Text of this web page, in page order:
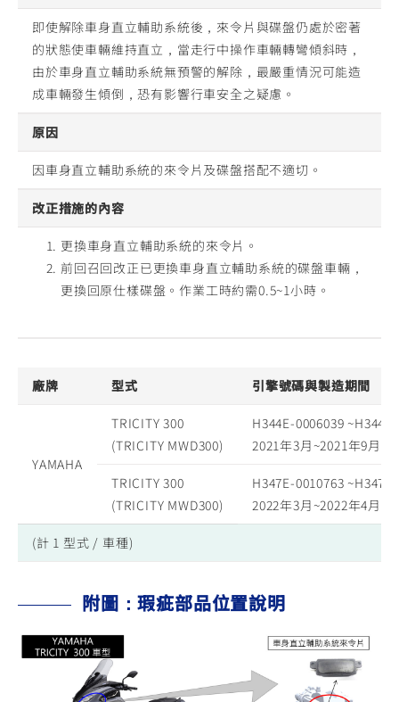
即使解除車身直立輔助系統後，來令片與碟盤仍處於密著
的狀態使車輛維持直立，當走行中操作車輛轉彎傾斜時，
由於車身直立輔助系統無預警的解除，最嚴重情況可能造
成車輛發生傾倒，恐有影響行車安全之疑慮。
原因
因車身直立輔助系統的來令片及碟盤搭配不適切。
改正措施的內容
更換車身直立輔助系統的來令片。
前回召回改正已更換車身直立輔助系統的碟盤車輛，
更換回原仕樣碟盤。作業工時約需0.5~1小時。
廠牌 型式 引擎號碼與製造期間
YAMAHA
TRICITY 300
(TRICITY MWD300)
H344E-0006039
2021年3月~2021年9月
TRICITY 300
(TRICITY MWD300)
H347E-0010763
2022年3月~2022年4月
(計 1 型式 / 車種)
附圖：瑕疵部品位置說明